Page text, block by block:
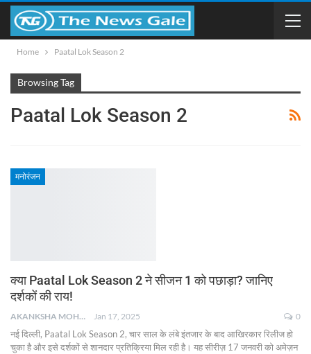
Home Paatal Lok Season 2
Browsing Tag
Paatal Lok Season 2
मनोरंजन
क्या Paatal Lok Season 2 ने सीजन 1 को पछाड़ा? जानिए
दर्शकों की राय!
AKANKSHA MOHAN Jan 17, 2025 0
नई दिल्ली, Paatal Lok Season 2, चार साल के लंबे इंतजार के बाद आखिरकार रिलीज हो
चुका है और इसे दर्शकों से शानदार प्रतिक्रिया मिल रही है। यह सीरीज़ 17 जनवरी को अमेज़न